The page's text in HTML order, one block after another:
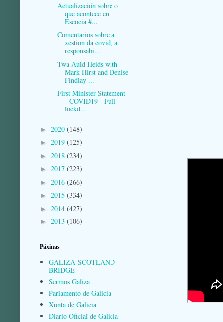
Actualización sobre o
que acontece en
Escocia #...
Comentarios sobre a
xestion da covid, a
responsabi...
Twa Auld Heids with
Mark Hirst and Denise
Findlay ...
First Minister Statement
- COVID19 - Full
lockd...
► 2020 (148)
► 2019 (125)
► 2018 (234)
► 2017 (223)
► 2016 (266)
► 2015 (334)
► 2014 (427)
► 2013 (106)
Páxinas
GALIZA-SCOTLAND
BRIDGE
Sermos Galiza
Parlamento de Galicia
Xunta de Galicia
Diario Oficial de Galicia